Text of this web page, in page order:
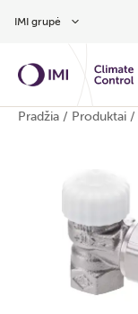
IMI grupė
Pradžia / Produktai /